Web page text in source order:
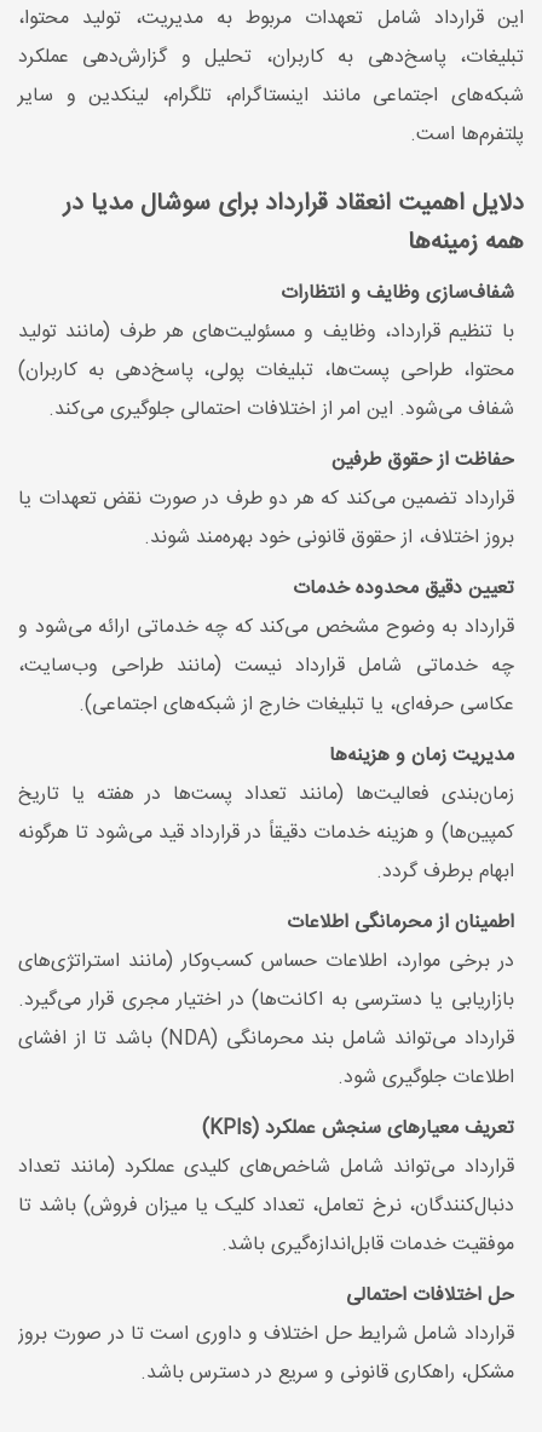
این قرارداد شامل تعهدات مربوط به مدیریت، تولید محتوا،
تبلیغات، پاسخ‌دهی به کاربران، تحلیل و گزارش‌دهی عملکرد
شبکه‌های اجتماعی مانند اینستاگرام، تلگرام، لینکدین و سایر
پلتفرم‌ها است.
دلایل اهمیت انعقاد قرارداد برای سوشال مدیا در
همه زمینه‌ها
شفاف‌سازی وظایف و انتظارات
با تنظیم قرارداد، وظایف و مسئولیت‌های هر طرف (مانند تولید
محتوا، طراحی پست‌ها، تبلیغات پولی، پاسخ‌دهی به کاربران)
شفاف می‌شود. این امر از اختلافات احتمالی جلوگیری می‌کند.
حفاظت از حقوق طرفین
قرارداد تضمین می‌کند که هر دو طرف در صورت نقض تعهدات یا
بروز اختلاف، از حقوق قانونی خود بهره‌مند شوند.
تعیین دقیق محدوده خدمات
قرارداد به وضوح مشخص می‌کند که چه خدماتی ارائه می‌شود و
چه خدماتی شامل قرارداد نیست (مانند طراحی وب‌سایت،
عکاسی حرفه‌ای، یا تبلیغات خارج از شبکه‌های اجتماعی).
مدیریت زمان و هزینه‌ها
زمان‌بندی فعالیت‌ها (مانند تعداد پست‌ها در هفته یا تاریخ
کمپین‌ها) و هزینه خدمات دقیقاً در قرارداد قید می‌شود تا هرگونه
ابهام برطرف گردد.
اطمینان از محرمانگی اطلاعات
در برخی موارد، اطلاعات حساس کسب‌وکار (مانند استراتژی‌های
بازاریابی یا دسترسی به اکانت‌ها) در اختیار مجری قرار می‌گیرد.
قرارداد می‌تواند شامل بند محرمانگی (NDA) باشد تا از افشای
اطلاعات جلوگیری شود.
تعریف معیارهای سنجش عملکرد (KPIs)
قرارداد می‌تواند شامل شاخص‌های کلیدی عملکرد (مانند تعداد
دنبال‌کنندگان، نرخ تعامل، تعداد کلیک یا میزان فروش) باشد تا
موفقیت خدمات قابل‌اندازه‌گیری باشد.
حل اختلافات احتمالی
قرارداد شامل شرایط حل اختلاف و داوری است تا در صورت بروز
مشکل، راهکاری قانونی و سریع در دسترس باشد.